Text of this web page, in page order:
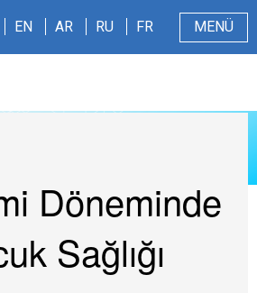
EN AR RU FR
Döneminde
Sağlığı
EN AR RU FR MENÜ